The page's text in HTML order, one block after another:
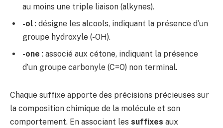
au moins une triple liaison (alkynes).
-ol : désigne les alcools, indiquant la présence d’un
groupe hydroxyle (-OH).
-one : associé aux cétone, indiquant la présence
d’un groupe carbonyle (C=O) non terminal.
Chaque suffixe apporte des précisions précieuses sur
la composition chimique de la molécule et son
comportement. En associant les suffixes aux